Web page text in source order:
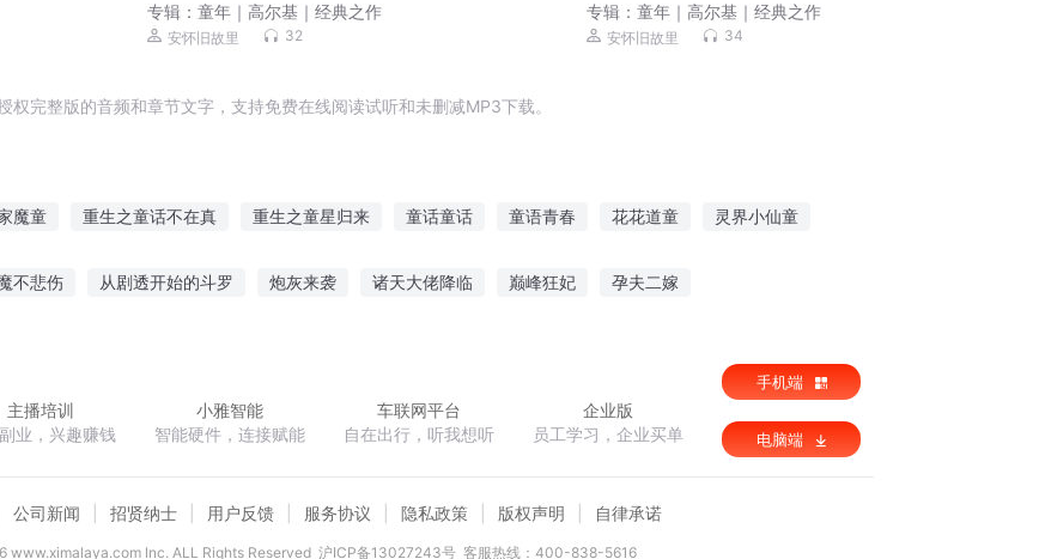
专辑：童年｜高尔基｜经典之作
安怀旧故里 32
专辑：童年｜高尔基｜经典之作
安怀旧故里 34
完整版的音频和章节文字，支持免费在线阅读试听和未删减MP3下载。
魔童 重生之童话不在真 重生之童星归来 童话童话 童语青春 花花道童 灵界小仙童
不悲伤 从剧透开始的斗罗 炮灰来袭 诸天大佬降临 巅峰狂妃 孕夫二嫁
主播培训
业，兴趣赚钱
小雅智能
智能硬件，连接赋能
车联网平台
自在出行，听我想听
企业版
员工学习，企业买单
手机端
电脑端
公司新闻 招贤纳士 用户反馈 服务协议 隐私政策 版权声明 自律承诺
www.ximalaya.com lnc. ALL Rights Reserved 沪ICP备13027243号 客服热线：400-838-5616